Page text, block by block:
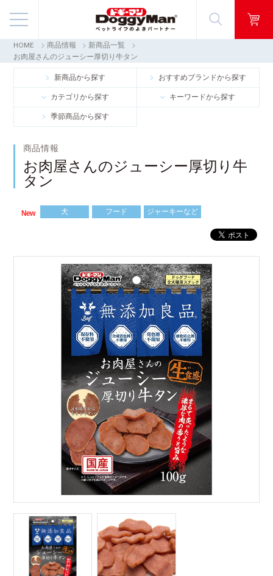
商品情報
映像ギャラリー
知る・楽しむ
お客様窓口・Q＆A
会社情報
採用情報
サイトマップ English
HOME 商品情報
新商品一覧
お肉屋さんのジューシー厚切り牛タン
新商品から探す おすすめブランドから探す
カテゴリから探す キーワードから探す
季節商品から探す
商品情報
お肉屋さんのジューシー厚切り牛
タン
New 犬 フード ジャーキーなど